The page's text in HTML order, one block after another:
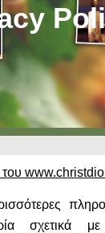
του
σχετικά